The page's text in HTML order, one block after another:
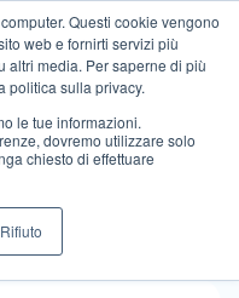
Questi cookie vengono
web e fornirti servizi più
altri media. Per saperne di più
politica sulla privacy.
le tue informazioni.
dovremo utilizzare solo
chiesto di effettuare
Rifiuto